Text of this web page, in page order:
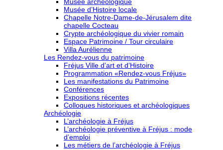
Musée d’Histoire locale
Chapelle Notre-Dame-de-Jérusalem dite
chapelle Cocteau
Crypte archéologique du vivier romain
Espace Patrimoine / Tour circulaire
Villa Aurélienne
Les Rendez-vous du patrimoine
Fréjus Ville d’art et d’Histoire
Programmation «Rendez-vous Fréjus»
Les manifestations du Patrimoine
Conférences
Expositions récentes
Colloques historiques et archéologiques
Archéologie
L’archéologie à Fréjus
L’archéologie préventive à Fréjus : mode
d’emploi
Les métiers de l’archéologie à Fréjus